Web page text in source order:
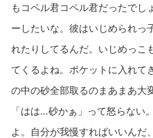
もコペル君コペル君だったでし
ーしたいな。彼はいじめられっ
れたりしてるんだ。いじめっこ
てくるよね。ポケットに入れて
の中の砂全部取るのまあまあ大
「はは…砂かぁ」って怒らない
よ。自分が我慢すればいいんだ